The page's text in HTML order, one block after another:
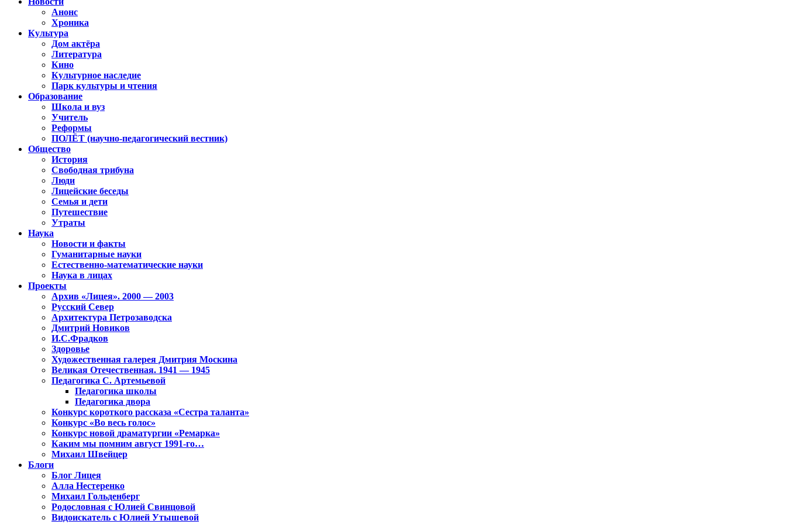
Анонс
Хроника
Культура
Дом актёра
Литература
Кино
Культурное наследие
Парк культуры и чтения
Образование
Школа и вуз
Учитель
Реформы
ПОЛЁТ (научно-педагогический вестник)
Общество
История
Свободная трибуна
Люди
Лицейские беседы
Семья и дети
Путешествие
Утраты
Наука
Новости и факты
Гуманитарные науки
Естественно-математические науки
Наука в лицах
Проекты
Архив «Лицея». 2000 — 2003
Русский Север
Архитектура Петрозаводска
Дмитрий Новиков
И.С.Фрадков
Здоровье
Художественная галерея Дмитрия Москина
Великая Отечественная. 1941 — 1945
Педагогика С. Артемьевой
Педагогика школы
Педагогика двора
Конкурс короткого рассказа «Сестра таланта»
Конкурс «Во весь голос»
Конкурс новой драматургии «Ремарка»
Каким мы помним август 1991-го…
Михаил Швейцер
Блоги
Блог Лицея
Алла Нестеренко
Михаил Гольденберг
Родословная с Юлией Свинцовой
Видоискатель с Юлией Утышевой